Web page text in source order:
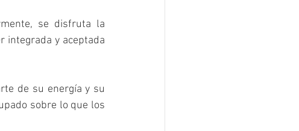
se disfruta la
integrada y aceptada
de su energía y su
sobre lo que los